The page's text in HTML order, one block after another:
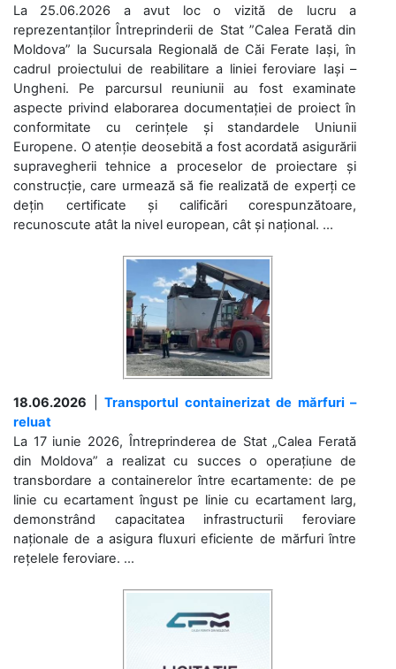
La 25.06.2026 a avut loc o vizită de lucru a
reprezentanților Întreprinderii de Stat ”Calea Ferată din
Moldova” la Sucursala Regională de Căi Ferate Iași, în
cadrul proiectului de reabilitare a liniei feroviare Iași –
Ungheni. Pe parcursul reuniunii au fost examinate
aspecte privind elaborarea documentației de proiect în
conformitate cu cerințele și standardele Uniunii
Europene. O atenție deosebită a fost acordată asigurării
supravegherii tehnice a proceselor de proiectare și
construcție, care urmează să fie realizată de experți ce
dețin certificate și calificări corespunzătoare,
recunoscute atât la nivel european, cât și național. ...
18.06.2026
Transportul containerizat de mărfuri –
reluat
La 17 iunie 2026, Întreprinderea de Stat „Calea Ferată
din Moldova” a realizat cu succes o operațiune de
transbordare a containerelor între ecartamente: de pe
linie cu ecartament îngust pe linie cu ecartament larg,
demonstrând capacitatea infrastructurii feroviare
naționale de a asigura fluxuri eficiente de mărfuri între
rețelele feroviare. ...